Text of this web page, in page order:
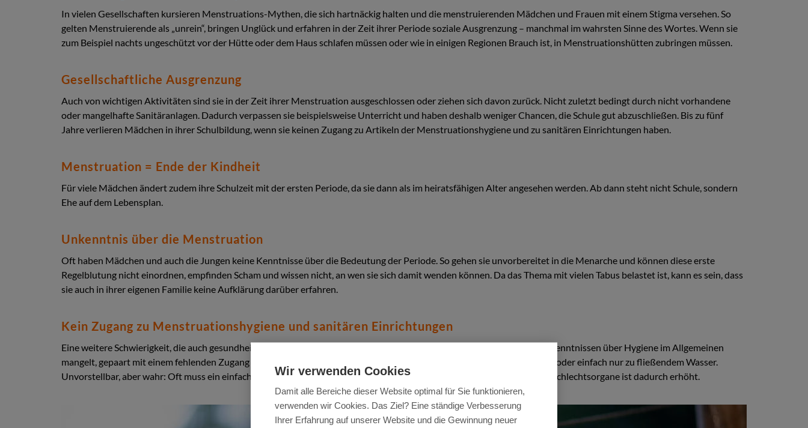
In vielen Gesellschaften kursieren Menstruations-Mythen, die sich hartnäckig halten und die menstruierenden Mädchen und Frauen mit einem Stigma versehen. So
gelten Menstruierende als „unrein“, bringen Unglück und erfahren in der Zeit ihrer Periode soziale Ausgrenzung – manchmal im wahrsten Sinne des Wortes. Wenn sie
zum Beispiel nachts ungeschützt vor der Hütte oder dem Haus schlafen müssen oder wie in einigen Regionen Brauch ist, in Menstruationshütten zubringen müssen.
Gesellschaftliche Ausgrenzung
Auch von wichtigen Aktivitäten sind sie in der Zeit ihrer Menstruation ausgeschlossen oder ziehen sich davon zurück. Nicht zuletzt bedingt durch nicht vorhandene
oder mangelhafte Sanitäranlagen. Dadurch verpassen sie beispielsweise Unterricht und haben deshalb weniger Chancen, die Schule gut abzuschließen. Bis zu fünf
Jahre verlieren Mädchen in ihrer Schulbildung, wenn sie keinen Zugang zu Artikeln der Menstruationshygiene und zu sanitären Einrichtungen haben.
Menstruation = Ende der Kindheit
Für viele Mädchen ändert zudem ihre Schulzeit mit der ersten Periode, da sie dann als im heiratsfähigen Alter angesehen werden. Ab dann steht nicht Schule, sondern
Ehe auf dem Lebensplan.
Unkenntnis über die Menstruation
Oft haben Mädchen und auch die Jungen keine Kenntnisse über die Bedeutung der Periode. So gehen sie unvorbereitet in die Menarche und können diese erste
Regelblutung nicht einordnen, empfinden Scham und wissen nicht, an wen sie sich damit wenden können. Da das Thema mit vielen Tabus belastet ist, kann es sein, dass
sie auch in ihrer eigenen Familie keine Aufklärung darüber erfahren.
Kein Zugang zu Menstruationshygiene und sanitären Einrichtungen
Eine weitere Schwierigkeit, die auch gesundheitliche Konsequenzen nach sich ziehen kann, besteht darin, dass es oft an Kenntnissen über Hygiene im Allgemeinen
mangelt, gepaart mit einem fehlenden Zugang zu Artikeln der Monatshygiene und zu sauberen, abschließbaren Toiletten oder einfach nur zu fließendem Wasser.
Unvorstellbar, aber wahr: Oft muss ein einfacher Lappen reichen. Das Risiko für Infektionen und eine Erkrankung der Geschlechtsorgane ist dadurch erhöht.
Wir verwenden Cookies
Damit alle Bereiche dieser Website optimal für Sie funktionieren,
verwenden wir Cookies. Das Ziel? Eine ständige Verbesserung
Ihrer Erfahrung auf unserer Website und die Gewinnung neuer